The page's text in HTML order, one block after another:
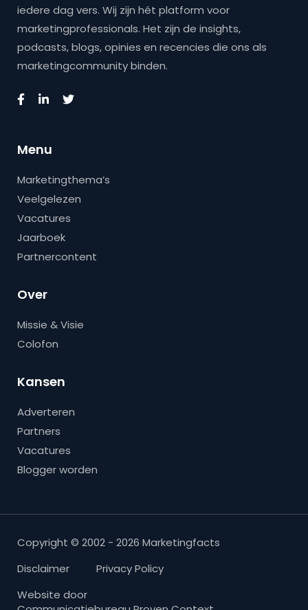
iedere dag vers. Wij zijn hét platform voor
marketingprofessionals. Het zijn de insights,
podcasts, blogs, opinies en recencies die ons als
marketingcommunity binden.
Menu
Marketingthema’s
Veelgelezen
Vacatures
Jaarboek
Partnercontent
Over
Missie & Visie
Colofon
Kansen
Adverteren
Partners
Vacatures
Blogger worden
Copyright © 2002 - 2026 Marketingfacts
Disclaimer
Privacy Policy
Website door